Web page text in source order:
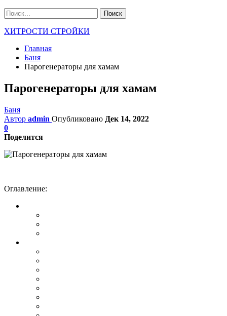
ХИТРОСТИ СТРОЙКИ
Главная
Баня
Парогенераторы для хамам
Парогенераторы для хамам
Баня
Автор admin Опубликовано Дек 14, 2022
0
Поделится
Оглавление: